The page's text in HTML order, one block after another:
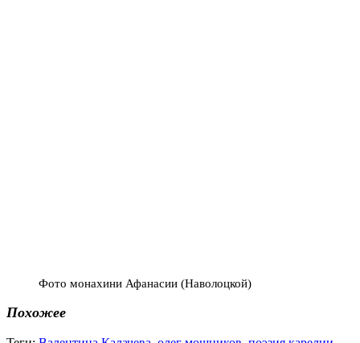
Фото монахини Афанасии (Наволоцкой)
Похожее